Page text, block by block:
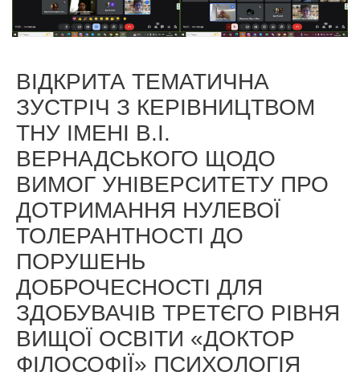
ВІДКРИТА ТЕМАТИЧНА
ЗУСТРІЧ З КЕРІВНИЦТВОМ
ТНУ ІМЕНІ В.І.
ВЕРНАДСЬКОГО ЩОДО
ВИМОГ УНІВЕРСИТЕТУ ПРО
ДОТРИМАННЯ НУЛЕВОЇ
ТОЛЕРАНТНОСТІ ДО
ПОРУШЕНЬ
ДОБРОЧЕСНОСТІ ДЛЯ
ЗДОБУВАЧІВ ТРЕТЄГО РІВНЯ
ВИЩОЇ ОСВІТИ «ДОКТОР
ФІЛОСОФІЇ» ПСИХОЛОГІЯ